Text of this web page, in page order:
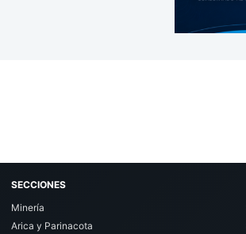
SECCIONES
Minería
Arica y Parinacota